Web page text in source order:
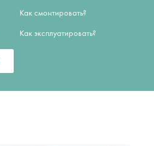
Как смонтировать?
Как эксплуатировать?